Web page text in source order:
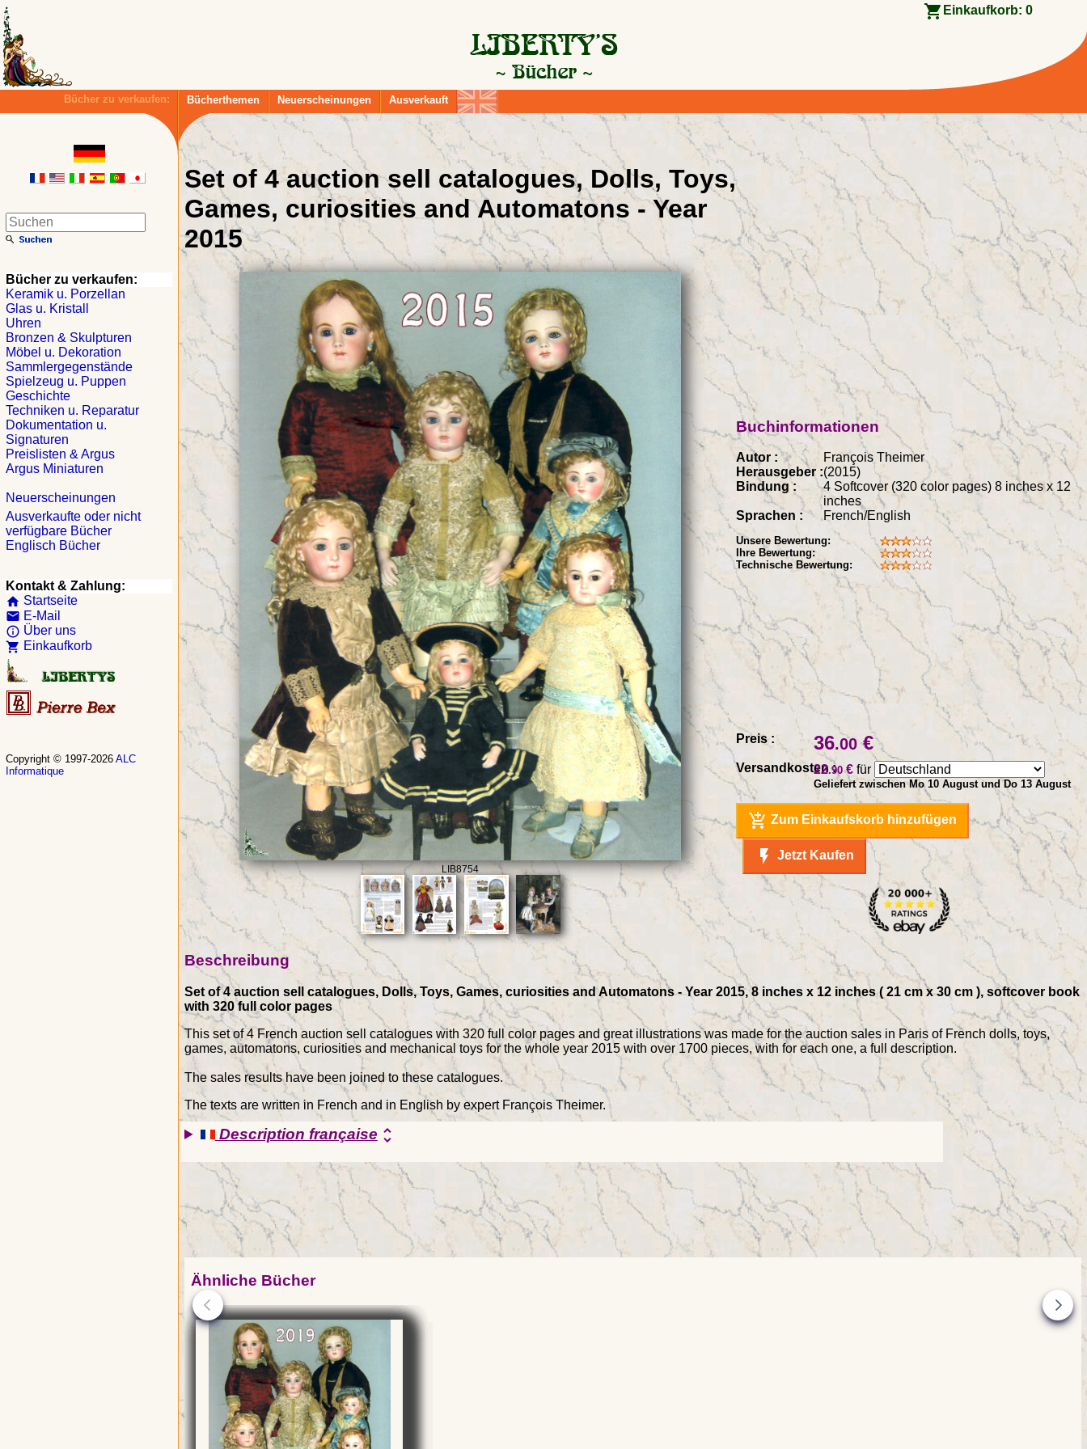
Einkaufkorb: 0
Bücher zu verkaufen: Bücherthemen Neuerscheinungen Ausverkauft
Set of 4 auction sell catalogues, Dolls, Toys,
Games, curiosities and Automatons - Year
2015
LIB8754
Preis : 36.00€
Versandkosten :
22.90€ für
Geliefert zwischen Mo 10 August und Do 13 August
add_shopping_cart Zum Einkaufskorb hinzufügen
flash_on Jetzt Kaufen
Buchinformationen
Autor :
François Theimer
Herausgeber :(2015)
Bindung :
4 Softcover (320 color pages) 8 inches x 12
inches
Sprachen :
French/English
Unsere Bewertung:
Ihre Bewertung:
Technische Bewertung:
Beschreibung
Set of 4 auction sell catalogues, Dolls, Toys, Games, curiosities and Automatons - Year 2015, 8 inches x 12 inches ( 21 cm x 30 cm ), softcover book
with 320 full color pages
This set of 4 French auction sell catalogues with 320 full color pages and great illustrations was made for the auction sales in Paris of French dolls, toys,
games, automatons, curiosities and mechanical toys for the whole year 2015 with over 1700 pieces, with for each one, a full description.
The sales results have been joined to these catalogues.
The texts are written in French and in English by expert François Theimer.
Description françaiseunfold_more
Ähnliche Bücher
Bücher zu verkaufen:
Keramik u. Porzellan
Glas u. Kristall
Uhren
Bronzen & Skulpturen
Möbel u. Dekoration
Sammlergegenstände
Spielzeug u. Puppen
Geschichte
Techniken u. Reparatur
Dokumentation u.
Signaturen
Preislisten & Argus
Argus Miniaturen
Neuerscheinungen
Ausverkaufte oder nicht
verfügbare Bücher
Englisch Bücher
Kontakt & Zahlung:
home Startseite
email E-Mail
info_outline Über uns
shopping_cart Einkaufkorb
Copyright © 1997-2026 ALC
Informatique